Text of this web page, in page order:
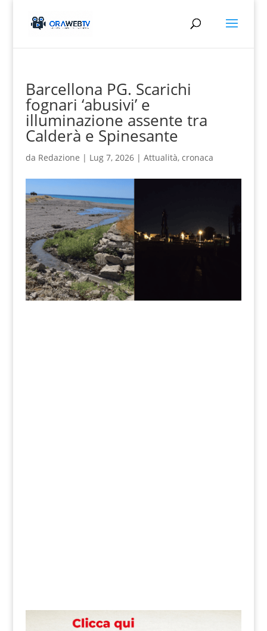
Barcellona PG. Scarichi
fognari ‘abusivi’ e
illuminazione assente tra
Calderà e Spinesante
da Redazione | Lug 7, 2026| Attualità, cronaca